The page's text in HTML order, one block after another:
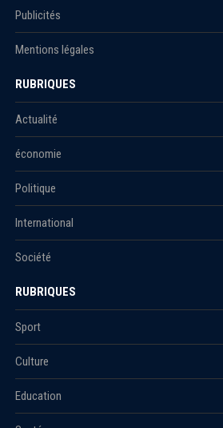
Publicités
Mentions légales
RUBRIQUES
Actualité
économie
Politique
International
Société
RUBRIQUES
Sport
Culture
Education